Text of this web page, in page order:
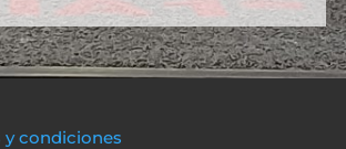
y condiciones